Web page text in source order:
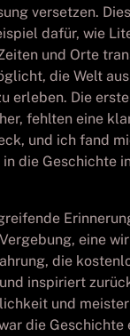
versetzen.
dafür, wie
und Orte
die Welt
erleben. Die
fehlten eine
und ich fand
die Geschichte
eine
die
inspiriert
und
die Geschichte